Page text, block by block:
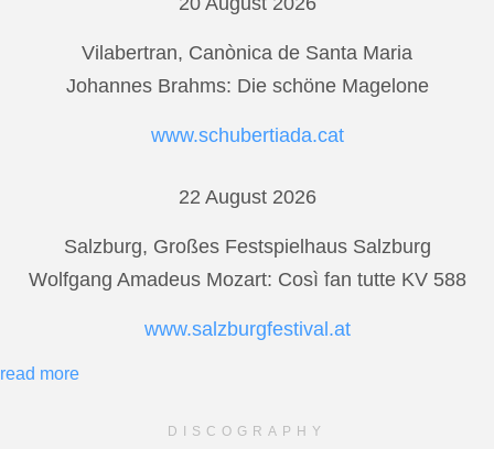
Vilabertran, Canònica de Santa Maria
Johannes Brahms: Die schöne Magelone
www.schubertiada.cat
22 August 2026
Salzburg, Großes Festspielhaus Salzburg
Wolfgang Amadeus Mozart: Così fan tutte KV 588
www.salzburgfestival.at
read more
DISCOGRAPHY